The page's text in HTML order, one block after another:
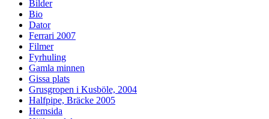
Bilder
Bio
Dator
Ferrari 2007
Filmer
Fyrhuling
Gamla minnen
Gissa plats
Grusgropen i Kusböle, 2004
Halfpipe, Bräcke 2005
Hemsida